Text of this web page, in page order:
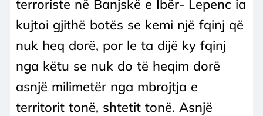
terroriste në Banjskë e Ibër- Lepenc ia
kujtoi gjithë botës se kemi një fqinj që
nuk heq dorë, por le ta dijë ky fqinj
nga këtu se nuk do të heqim dorë
asnjë milimetër nga mbrojtja e
territorit tonë, shtetit tonë. Asnjë